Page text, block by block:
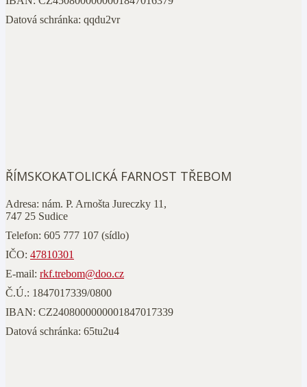
Datová schránka: qqdu2vr
ŘÍMSKOKATOLICKÁ FARNOST TŘEBOM
Adresa: nám. P. Arnošta Jureczky 11,
747 25 Sudice
Telefon: 605 777 107 (sídlo)
IČO: 47810301
E-mail: rkf.trebom@doo.cz
Č.Ú.: 1847017339/0800
IBAN: CZ2408000000001847017339
Datová schránka: 65tu2u4